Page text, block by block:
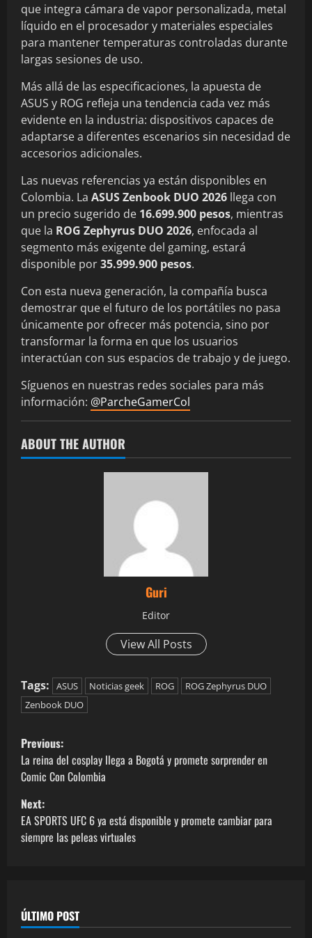
que integra cámara de vapor personalizada, metal
líquido en el procesador y materiales especiales
para mantener temperaturas controladas durante
largas sesiones de uso.
Más allá de las especificaciones, la apuesta de
ASUS y ROG refleja una tendencia cada vez más
evidente en la industria: dispositivos capaces de
adaptarse a diferentes escenarios sin necesidad de
accesorios adicionales.
Las nuevas referencias ya están disponibles en
Colombia. La ASUS Zenbook DUO 2026 llega con
un precio sugerido de 16.699.900 pesos, mientras
que la ROG Zephyrus DUO 2026, enfocada al
segmento más exigente del gaming, estará
disponible por35.999.900 pesos.
Con esta nueva generación, la compañía busca
demostrar que el futuro de los portátiles no pasa
únicamente por ofrecer más potencia, sino por
transformar la forma en que los usuarios
interactúan con sus espacios de trabajo y de juego.
Síguenos en nuestras redes sociales para más
información: @ParcheGamerCol
ABOUT THE AUTHOR
Guri
Editor
View All Posts
Tags: ASUS Noticias geek ROG
ROG Zephyrus DUO
Zenbook DUO
Previous:
La reina del cosplay llega a Bogotá y promete sorprender en
Comic Con Colombia
Next:
EA SPORTS UFC 6 ya está disponible y promete cambiar para
siempre las peleas virtuales
ÚLTIMO POST